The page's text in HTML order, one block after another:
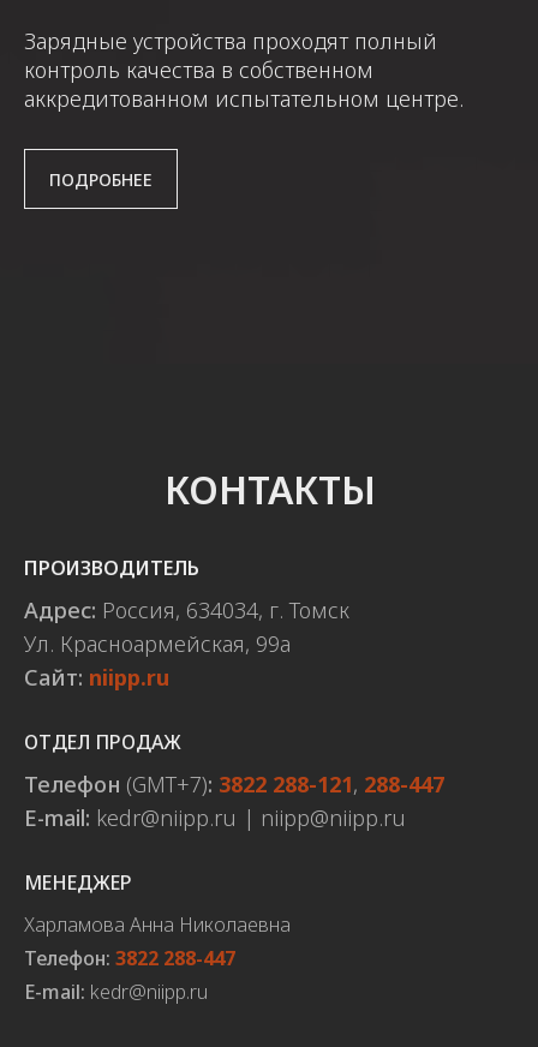
Зарядные устройства проходят полный
контроль качества в собственном
аккредитованном испытательном центре.
ПОДРОБНЕЕ
КОНТАКТЫ
ПРОИЗВОДИТЕЛЬ
Адрес: Россия, 634034, г. Томск
Ул. Красноармейская, 99а
Сайт: niipp.ru
ОТДЕЛ ПРОДАЖ
Телефон (GMT+7): 3822 288-121, 288-447
E-mail: kedr@niipp.ru | niipp@niipp.ru
МЕНЕДЖЕР
Харламова Анна Николаевна
Телефон: 3822 288-447
E-mail: kedr@niipp.ru